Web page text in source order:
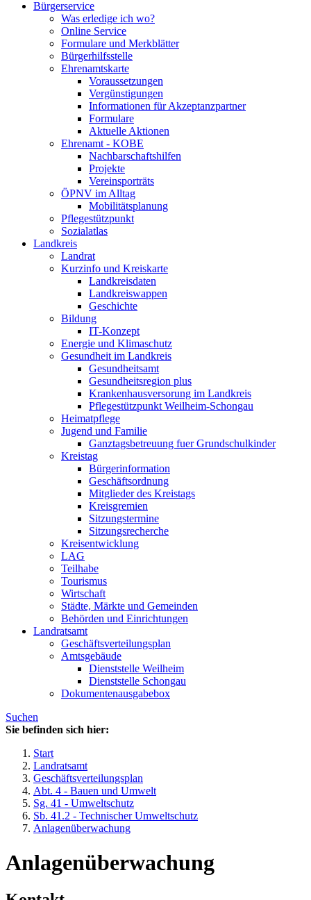
Bürgerservice
Was erledige ich wo?
Online Service
Formulare und Merkblätter
Bürgerhilfsstelle
Ehrenamtskarte
Voraussetzungen
Vergünstigungen
Informationen für Akzeptanzpartner
Formulare
Aktuelle Aktionen
Ehrenamt - KOBE
Nachbarschaftshilfen
Projekte
Vereinsporträts
ÖPNV im Alltag
Mobilitätsplanung
Pflegestützpunkt
Sozialatlas
Landkreis
Landrat
Kurzinfo und Kreiskarte
Landkreisdaten
Landkreiswappen
Geschichte
Bildung
IT-Konzept
Energie und Klimaschutz
Gesundheit im Landkreis
Gesundheitsamt
Gesundheitsregion plus
Krankenhausversorung im Landkreis
Pflegestützpunkt Weilheim-Schongau
Heimatpflege
Jugend und Familie
Ganztagsbetreuung fuer Grundschulkinder
Kreistag
Bürgerinformation
Geschäftsordnung
Mitglieder des Kreistags
Kreisgremien
Sitzungstermine
Sitzungsrecherche
Kreisentwicklung
LAG
Teilhabe
Tourismus
Wirtschaft
Städte, Märkte und Gemeinden
Behörden und Einrichtungen
Landratsamt
Geschäftsverteilungsplan
Amtsgebäude
Dienststelle Weilheim
Dienststelle Schongau
Dokumentenausgabebox
Suchen
Sie befinden sich hier:
Start
Landratsamt
Geschäftsverteilungsplan
Abt. 4 - Bauen und Umwelt
Sg. 41 - Umweltschutz
Sb. 41.2 - Technischer Umweltschutz
Anlagenüberwachung
Anlagenüberwachung